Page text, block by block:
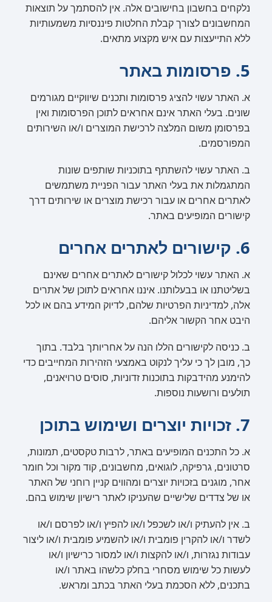
נלקחים בחשבון בחישובים אלה. אין להסתמך על תוצאות
המחשבונים לצורך קבלת החלטות פיננסיות משמעותיות
ללא התייעצות עם איש מקצוע מתאים.
5. פרסומות באתר
א. האתר עשוי להציג פרסומות ותכנים שיווקיים מגורמים
שונים. בעלי האתר אינם אחראים לתוכן הפרסומות ואין
בפרסומן משום המלצה לרכישת המוצרים ו/או השירותים
המפורסמים.
ב. האתר עשוי להשתתף בתוכניות שותפים שונות
המתגמלות את בעלי האתר עבור הפניית משתמשים
לאתרים אחרים או עבור רכישת מוצרים או שירותים דרך
קישורים המופיעים באתר.
6. קישורים לאתרים אחרים
א. האתר עשוי לכלול קישורים לאתרים אחרים שאינם
בשליטתנו או בבעלותנו. איננו אחראים לתוכן של אתרים
אלה, למדיניות הפרטיות שלהם, לדיוק המידע בהם או לכל
היבט אחר הקשור אליהם.
ב. כניסה לקישורים הללו הנה על אחריותך בלבד. בתוך
כך, מובן לך כי עליך לנקוט באמצעי הזהירות המחייבים כדי
להימנע מהידבקות בתוכנות זדוניות, סוסים טרויאנים,
תולעים ורושעות נוספות.
7. זכויות יוצרים ושימוש בתוכן
א. כל התכנים המופיעים באתר, לרבות טקסטים, תמונות,
סרטונים, גרפיקה, לוגואים, מחשבונים, קוד מקור וכל חומר
אחר, מוגנים בזכויות יוצרים ומהווים קניין רוחני של האתר
או של צדדים שלישיים שהעניקו לאתר רישיון שימוש בהם.
ב. אין להעתיק ו/או לשכפל ו/או להפיץ ו/או לפרסם ו/או
לשדר ו/או להקרין פומבית ו/או להשמיע פומבית ו/או ליצור
עבודות נגזרות, ו/או להקצות ו/או למסור כרישיון ו/או
לעשות כל שימוש מסחרי בחלק כלשהו באתר ו/או
בתכנים, ללא הסכמת בעלי האתר בכתב ומראש.